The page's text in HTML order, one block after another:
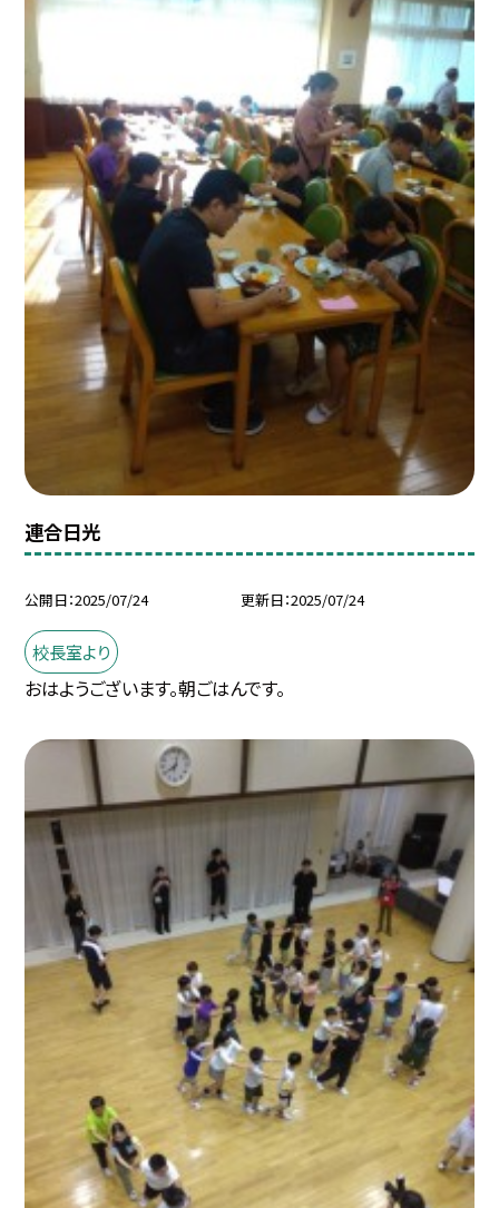
連合日光
公開日 2025/07/24 更新日 2025/07/24
校長室より
おはようございます。朝ごはんです。